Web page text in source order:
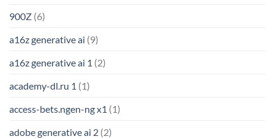
900Z (6)
a16z generative ai (9)
a16z generative ai 1 (2)
academy-dl.ru 1 (1)
access-bets.ngen-ng x1 (1)
adobe generative ai 2 (2)